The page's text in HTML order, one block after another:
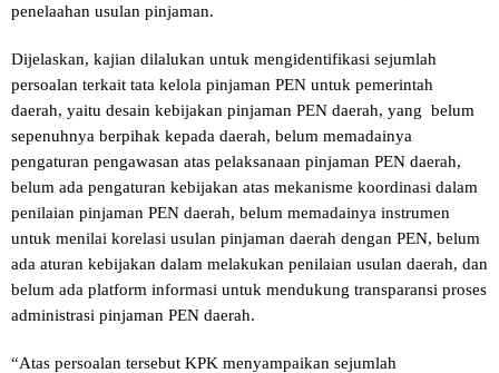
penelaahan usulan pinjaman.
Dijelaskan, kajian dilalukan untuk mengidentifikasi sejumlah
persoalan terkait tata kelola pinjaman PEN untuk pemerintah
daerah, yaitu desain kebijakan pinjaman PEN daerah, yang belum
sepenuhnya berpihak kepada daerah, belum memadainya
pengaturan pengawasan atas pelaksanaan pinjaman PEN daerah,
belum ada pengaturan kebijakan atas mekanisme koordinasi dalam
penilaian pinjaman PEN daerah, belum memadainya instrumen
untuk menilai korelasi usulan pinjaman daerah dengan PEN, belum
ada aturan kebijakan dalam melakukan penilaian usulan daerah, dan
belum ada platform informasi untuk mendukung transparansi proses
administrasi pinjaman PEN daerah.
“Atas persoalan tersebut KPK menyampaikan sejumlah